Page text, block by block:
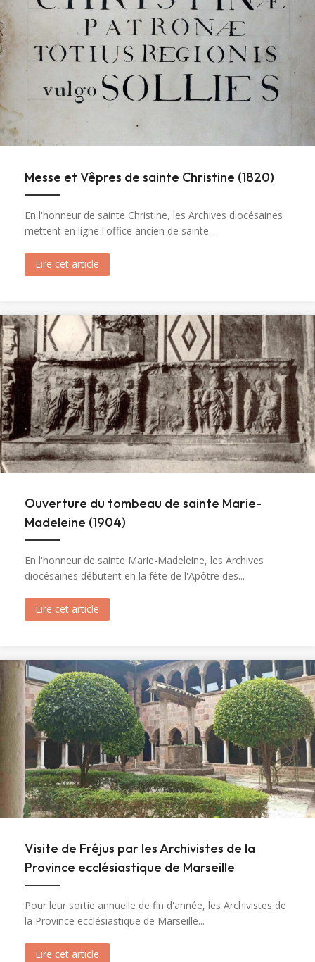
Messe et Vêpres de sainte Christine (1820)
En l'honneur de sainte Christine, les Archives diocésaines
mettent en ligne l'office ancien de sainte...
Lire cet article
Ouverture du tombeau de sainte Marie-
Madeleine (1904)
En l'honneur de sainte Marie-Madeleine, les Archives
diocésaines débutent en la fête de l'Apôtre des...
Lire cet article
Visite de Fréjus par les Archivistes de la
Province ecclésiastique de Marseille
Pour leur sortie annuelle de fin d'année, les Archivistes de
la Province ecclésiastique de Marseille...
Lire cet article